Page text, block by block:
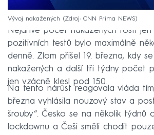
Vývoj nakažených Zdroj: CNN Prima NEWS
Nejdříve počet nakažených rostl jen
pozitivních testů bylo maximálně
denně. Zlom přišel 19. března, kdy
nakažených a další tři týdny počet
jen vzácně klesl pod 150.
Na tento nárůst reagovala vláda
března vyhlásila nouzový stav a
šrouby“. Česko se na několik týdnů
lockdownu a Češi směli chodit